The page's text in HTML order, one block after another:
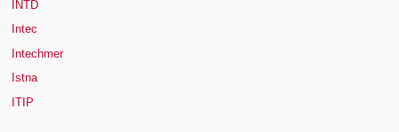
INTD
Intec
Intechmer
Istna
ITIP